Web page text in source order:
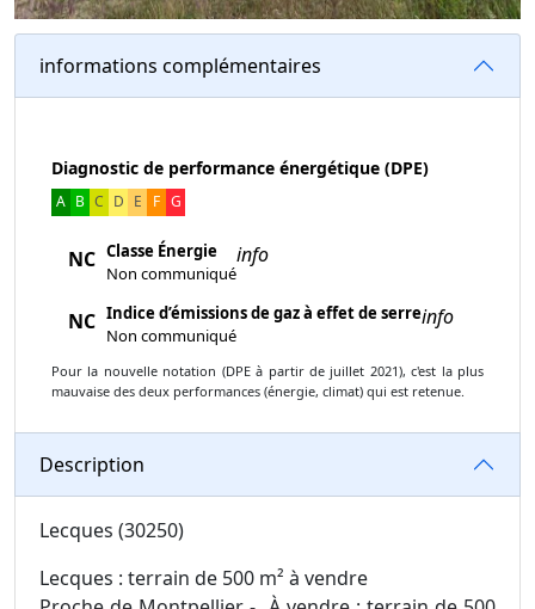
informations complémentaires
Diagnostic de performance énergétique (DPE)
A B C D E F G
NC Classe Énergie
Non communiqué
info
NC Indice d’émissions de gaz à effet de serre
Non communiqué
info
Pour la nouvelle notation (DPE à partir de juillet 2021), c'est la plus
mauvaise des deux performances (énergie, climat) qui est retenue.
Description
Lecques (30250)
Lecques : terrain de 500 m² à vendre